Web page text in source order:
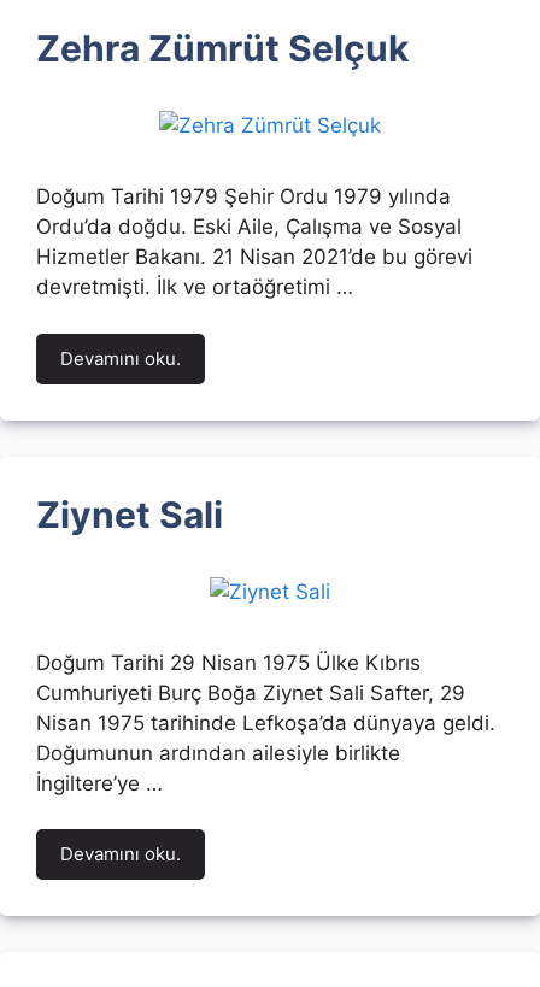
Zehra Zümrüt Selçuk
Doğum Tarihi 1979 Şehir Ordu 1979 yılında
Ordu’da doğdu. Eski Aile, Çalışma ve Sosyal
Hizmetler Bakanı. 21 Nisan 2021’de bu görevi
devretmişti. İlk ve ortaöğretimi …
Devamını oku.
Ziynet Sali
Doğum Tarihi 29 Nisan 1975 Ülke Kıbrıs
Cumhuriyeti Burç Boğa Ziynet Sali Safter, 29
Nisan 1975 tarihinde Lefkoşa’da dünyaya geldi.
Doğumunun ardından ailesiyle birlikte
İngiltere’ye …
Devamını oku.